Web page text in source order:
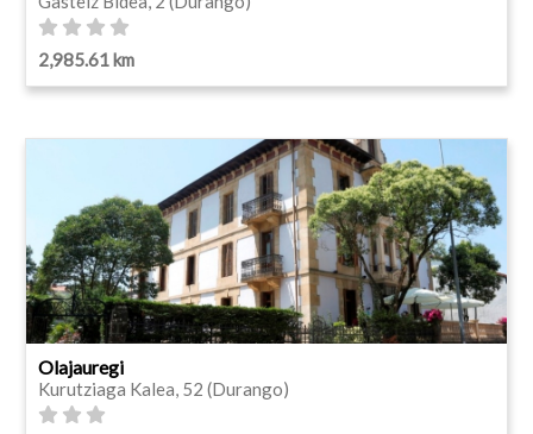
2,985.61 km
Olajauregi
Kurutziaga Kalea, 52 (Durango)